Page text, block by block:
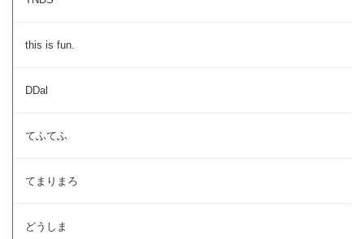
this is fun.
DDal
てふてふ
てまりまろ
どうしま